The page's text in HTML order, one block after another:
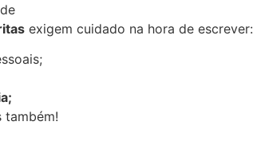
exigem cuidado na hora de escrever:
também!